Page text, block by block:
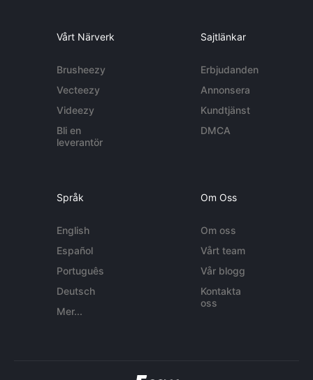
Vårt Närverk
Brusheezy
Vecteezy
Videezy
Bli en
leverantör
Sajtlänkar
Erbjudanden
Annonsera
Kundtjänst
DMCA
Språk
English
Español
Português
Deutsch
Mer...
Om Oss
Om oss
Vårt team
Vår blogg
Kontakta
oss